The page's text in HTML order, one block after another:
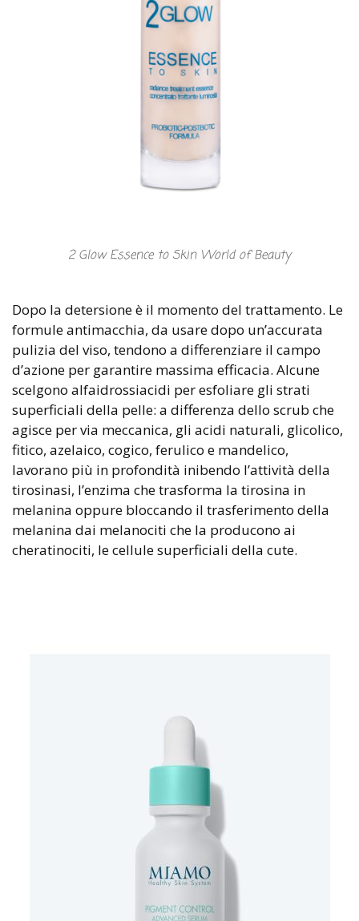
2 Glow Essence to Skin World of Beauty
Dopo la detersione è il momento del trattamento. Le
formule antimacchia, da usare dopo un’accurata
pulizia del viso, tendono a differenziare il campo
d’azione per garantire massima efficacia. Alcune
scelgono alfaidrossiacidi per esfoliare gli strati
superficiali della pelle: a differenza dello scrub che
agisce per via meccanica, gli acidi naturali, glicolico,
fitico, azelaico, cogico, ferulico e mandelico,
lavorano più in profondità inibendo l’attività della
tirosinasi, l’enzima che trasforma la tirosina in
melanina oppure bloccando il trasferimento della
melanina dai melanociti che la producono ai
cheratinociti, le cellule superficiali della cute.